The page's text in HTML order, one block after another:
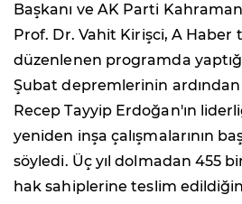
Başkanı ve AK Parti
Prof. Dr. Vahit Kirişci, A Haber
düzenlenen programda
Şubat depremlerinin
Recep Tayyip Erdoğan'ın
yeniden inşa çalışmalarının
söyledi. Üç yıl dolmadan 455
hak sahiplerine teslim